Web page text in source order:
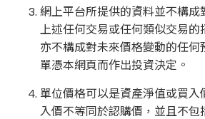
網上平台所提供的資料並不構成
上述任何交易或任何類似交易的
亦不構成對未來價格變動的任何
單憑本網頁而作出投資決定。
單位價格可以是資產淨值或買入
入價不等同於認購價，並且不包